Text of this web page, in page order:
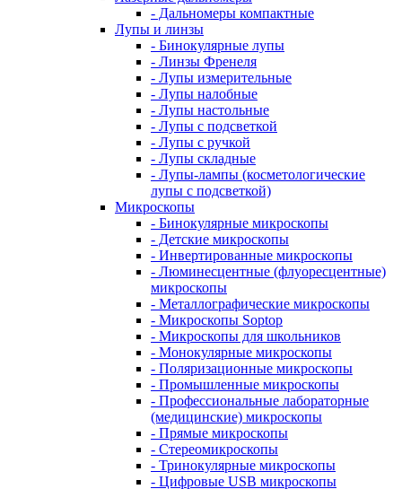
- Дальномеры компактные
Лупы и линзы
- Бинокулярные лупы
- Линзы Френеля
- Лупы измерительные
- Лупы налобные
- Лупы настольные
- Лупы с подсветкой
- Лупы с ручкой
- Лупы складные
- Лупы-лампы (косметологические
лупы с подсветкой)
Микроскопы
- Бинокулярные микроскопы
- Детские микроскопы
- Инвертированные микроскопы
- Люминесцентные (флуоресцентные)
микроскопы
- Металлографические микроскопы
- Микроскопы Soptop
- Микроскопы для школьников
- Монокулярные микроскопы
- Поляризационные микроскопы
- Промышленные микроскопы
- Профессиональные лабораторные
(медицинские) микроскопы
- Прямые микроскопы
- Стереомикроскопы
- Тринокулярные микроскопы
- Цифровые USB микроскопы